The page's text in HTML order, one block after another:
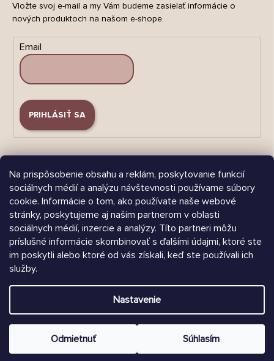
Na prispôsobenie obsahu a reklám, poskytovanie funkcií
sociálnych médií a analýzu návštevnosti používame súbory
cookie. Informácie o tom, ako používate naše webové
stránky, poskytujeme aj našim partnerom v oblasti
sociálnych médií, inzercie a analýzy. Títo partneri môžu
príslušné informácie skombinovať s ďalšími údajmi, ktoré ste
im poskytli alebo ktoré od vás získali, keď ste používali ich
služby.
Nastavenie
Odmietnuť Súhlasím
Vložte svoj e-mail a my Vám budeme zasielať informácie o
nových produktoch na našom e-shope.
Email
PRIHLÁSIŤ SA
Árukereső.hu
Vytvoril Shoptet
Copyright 2026Chrústiček.sk. Všetky práva vyhradené.